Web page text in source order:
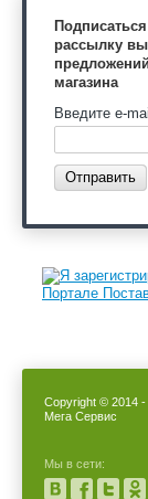
рассылку
магазина
Введите e-mail
Отправить
Copyright © 2014 -
Мега Сервис
Мы в сети: